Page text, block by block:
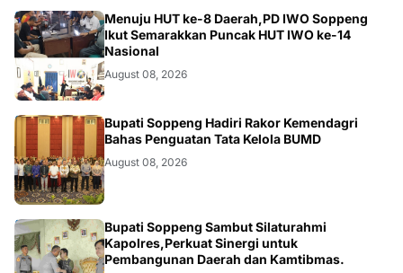
NEWS
Menuju HUT ke-8 Daerah,PD IWO Soppeng
Ikut Semarakkan Puncak HUT IWO ke-14
Nasional
August 08, 2026
NEWS
Bupati Soppeng Hadiri Rakor Kemendagri
Bahas Penguatan Tata Kelola BUMD
August 08, 2026
NEWS
Bupati Soppeng Sambut Silaturahmi
Kapolres,Perkuat Sinergi untuk
Pembangunan Daerah dan Kamtibmas.